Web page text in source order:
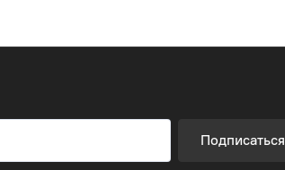
Подписаться